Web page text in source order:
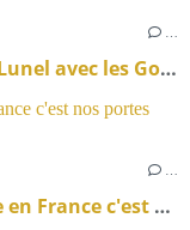
France Bleu Hérault au marché de Lunel avec les Gourmandises de Bénédicte
BiorgFresh la marque qui débarque en France c'est nos portes monnaies qui seront contents